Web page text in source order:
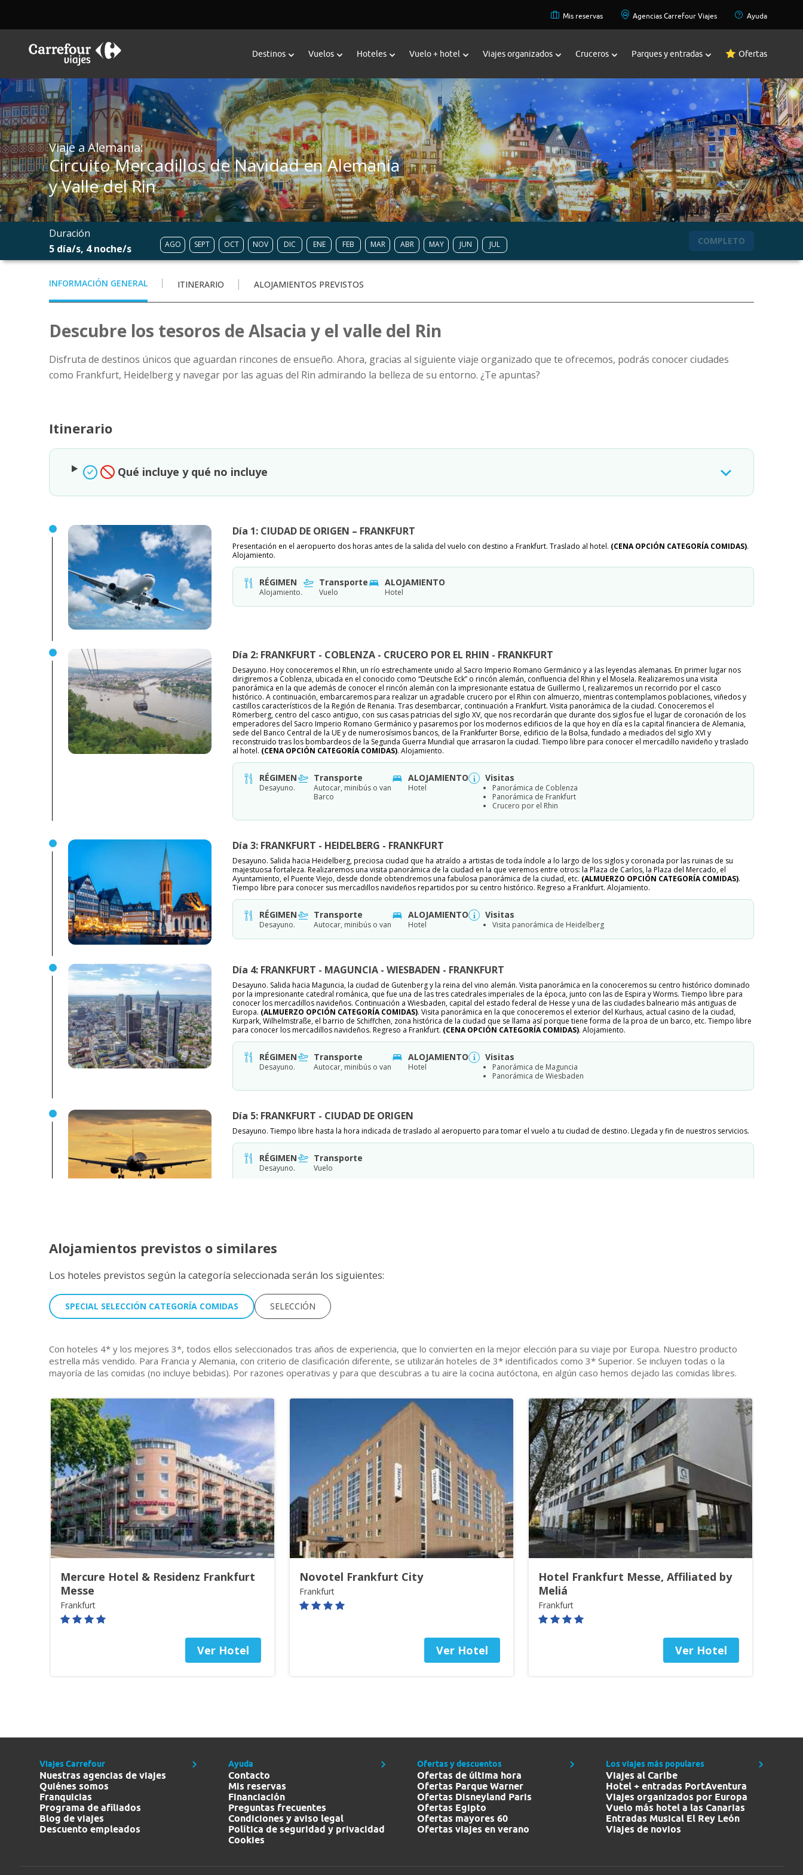
Mis reservas Agencias Carrefour Viajes Ayuda
Destinos Vuelos Hoteles Vuelo + hotel Viajes organizados Cruceros Parques y entradas Ofertas
Viaje a Alemania:
Circuito Mercadillos de Navidad en Alemania
y Valle del Rin
Duración
5 día/s, 4 noche/s
AGO SEPT OCT NOV DIC ENE FEB MAR ABR MAY JUN JUL COMPLETO
INFORMACIÓN GENERAL ITINERARIO ALOJAMIENTOS PREVISTOS
Descubre los tesoros de Alsacia y el valle del Rin
Disfruta de destinos únicos que aguardan rincones de ensueño. Ahora, gracias al siguiente viaje organizado que te ofrecemos, podrás conocer ciudades
como Frankfurt, Heidelberg y navegar por las aguas del Rin admirando la belleza de su entorno. ¿Te apuntas?
Itinerario
Qué incluye y qué no incluye
Día 1: CIUDAD DE ORIGEN – FRANKFURT
Presentación en el aeropuerto dos horas antes de la salida del vuelo con destino a Frankfurt. Traslado al hotel. (CENA OPCIÓN CATEGORÍA COMIDAS).
Alojamiento.
RÉGIMEN
Alojamiento.
Transporte
Vuelo
ALOJAMIENTO
Hotel
Día 2: FRANKFURT - COBLENZA - CRUCERO POR EL RHIN - FRANKFURT
Desayuno. Hoy conoceremos el Rhin, un río estrechamente unido al Sacro Imperio Romano Germánico y a las leyendas alemanas. En primer lugar nos
dirigiremos a Coblenza, ubicada en el conocido como “Deutsche Eck” o rincón alemán, confluencia del Rhin y el Mosela. Realizaremos una visita
panorámica en la que además de conocer el rincón alemán con la impresionante estatua de Guillermo I, realizaremos un recorrido por el casco
histórico. A continuación, embarcaremos para realizar un agradable crucero por el Rhin con almuerzo, mientras contemplamos poblaciones, viñedos y
castillos característicos de la Región de Renania. Tras desembarcar, continuación a Frankfurt. Visita panorámica de la ciudad. Conoceremos el
Römerberg, centro del casco antiguo, con sus casas patricias del siglo XV, que nos recordarán que durante dos siglos fue el lugar de coronación de los
emperadores del Sacro Imperio Romano Germánico y pasaremos por los modernos edificios de la que hoy en día es la capital financiera de Alemania,
sede del Banco Central de la UE y de numerosísimos bancos, de la Frankfurter Borse, edificio de la Bolsa, fundado a mediados del siglo XVI y
reconstruido tras los bombardeos de la Segunda Guerra Mundial que arrasaron la ciudad. Tiempo libre para conocer el mercadillo navideño y traslado
al hotel. (CENA OPCIÓN CATEGORÍA COMIDAS). Alojamiento.
RÉGIMEN
Desayuno.
Transporte
Autocar, minibús o van
Barco
ALOJAMIENTO
Hotel
Visitas
Panorámica de Coblenza
Panorámica de Frankfurt
Crucero por el Rhin
Día 3: FRANKFURT - HEIDELBERG - FRANKFURT
Desayuno. Salida hacia Heidelberg, preciosa ciudad que ha atraído a artistas de toda índole a lo largo de los siglos y coronada por las ruinas de su
majestuosa fortaleza. Realizaremos una visita panorámica de la ciudad en la que veremos entre otros: la Plaza de Carlos, la Plaza del Mercado, el
Ayuntamiento, el Puente Viejo, desde donde obtendremos una fabulosa panorámica de la ciudad, etc. (ALMUERZO OPCIÓN CATEGORÍA COMIDAS).
Tiempo libre para conocer sus mercadillos navideños repartidos por su centro histórico. Regreso a Frankfurt. Alojamiento.
RÉGIMEN
Desayuno.
Transporte
Autocar, minibús o van
ALOJAMIENTO
Hotel
Visitas
Visita panorámica de Heidelberg
Día 4: FRANKFURT - MAGUNCIA - WIESBADEN - FRANKFURT
Desayuno. Salida hacia Maguncia, la ciudad de Gutenberg y la reina del vino alemán. Visita panorámica en la conoceremos su centro histórico dominado
por la impresionante catedral románica, que fue una de las tres catedrales imperiales de la época, junto con las de Espira y Worms. Tiempo libre para
conocer los mercadillos navideños. Continuación a Wiesbaden, capital del estado federal de Hesse y una de las ciudades balneario más antiguas de
Europa. (ALMUERZO OPCIÓN CATEGORÍA COMIDAS). Visita panorámica en la que conoceremos el exterior del Kurhaus, actual casino de la ciudad,
Kurpark, Wilhelmstraße, el barrio de Schiffchen, zona histórica de la ciudad que se llama así porque tiene forma de la proa de un barco, etc. Tiempo libre
para conocer los mercadillos navideños. Regreso a Frankfurt. (CENA OPCIÓN CATEGORÍA COMIDAS). Alojamiento.
RÉGIMEN
Desayuno.
Transporte
Autocar, minibús o van
ALOJAMIENTO
Hotel
Visitas
Panorámica de Maguncia
Panorámica de Wiesbaden
Día 5: FRANKFURT - CIUDAD DE ORIGEN
Desayuno. Tiempo libre hasta la hora indicada de traslado al aeropuerto para tomar el vuelo a tu ciudad de destino. Llegada y fin de nuestros servicios.
RÉGIMEN
Desayuno.
Transporte
Vuelo
Alojamientos previstos o similares
Los hoteles previstos según la categoría seleccionada serán los siguientes:
SPECIAL SELECCIÓN CATEGORÍA COMIDAS SELECCIÓN
Con hoteles 4* y los mejores 3*, todos ellos seleccionados tras años de experiencia, que lo convierten en la mejor elección para su viaje por Europa. Nuestro producto
estrella más vendido. Para Francia y Alemania, con criterio de clasificación diferente, se utilizarán hoteles de 3* identificados como 3* Superior. Se incluyen todas o la
mayoría de las comidas (no incluye bebidas). Por razones operativas y para que descubras a tu aire la cocina autóctona, en algún caso hemos dejado las comidas libres.
Mercure Hotel & Residenz Frankfurt
Messe
Frankfurt
Ver Hotel
Novotel Frankfurt City
Frankfurt
Ver Hotel
Hotel Frankfurt Messe, Affiliated by
Meliá
Frankfurt
Ver Hotel
Viajes Carrefour
Nuestras agencias de viajes
Quiénes somos
Franquicias
Programa de afiliados
Blog de viajes
Descuento empleados
Ayuda
Contacto
Mis reservas
Financiación
Preguntas frecuentes
Condiciones y aviso legal
Política de seguridad y privacidad
Cookies
Ofertas y descuentos
Ofertas de última hora
Ofertas Parque Warner
Ofertas Disneyland Paris
Ofertas Egipto
Ofertas mayores 60
Ofertas viajes en verano
Los viajes más populares
Viajes al Caribe
Hotel + entradas PortAventura
Viajes organizados por Europa
Vuelo más hotel a las Canarias
Entradas Musical El Rey León
Viajes de novios